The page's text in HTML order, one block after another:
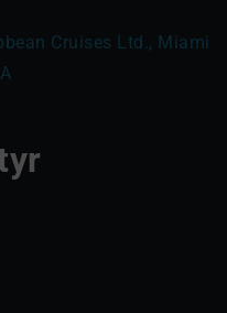
Cruises Ltd., Miami